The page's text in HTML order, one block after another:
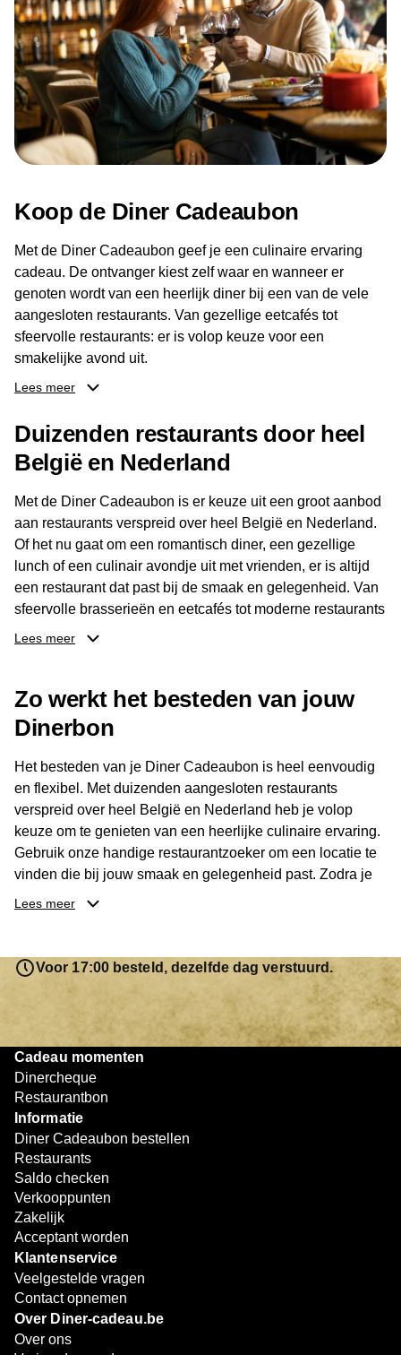
Koop de Diner Cadeaubon
Met de Diner Cadeaubon geef je een culinaire ervaring
cadeau. De ontvanger kiest zelf waar en wanneer er
genoten wordt van een heerlijk diner bij een van de vele
aangesloten restaurants. Van gezellige eetcafés tot
sfeervolle restaurants: er is volop keuze voor een
smakelijke avond uit.
ontvanger eenvoudig een locatie kiezen die past bij de
smaak en gelegenheid. Zo geeft de Diner Cadeaubon niet
alleen een diner, maar ook een gezellig moment om
Lees meer
Duizenden restaurants door heel
België en Nederland
Met de Diner Cadeaubon is er keuze uit een groot aanbod
aan restaurants verspreid over heel België en Nederland.
Of het nu gaat om een romantisch diner, een gezellige
lunch of een culinair avondje uit met vrienden, er is altijd
een restaurant dat past bij de smaak en gelegenheid. Van
sfeervolle brasserieën en eetcafés tot moderne restaurants
en gastronomische locaties: er is voor ieder wat wils.
buurt, bijvoorbeeld in Brussel, Antwerpen, Gent of Brugge.
De ontvanger kiest zelf waar en wanneer er wordt genoten
van deze culinaire ervaring. Zo is de Diner Cadeaubon
niet alleen een diner, maar een bijzondere belevenis.
Lees meer
Zo werkt het besteden van jouw
Dinerbon
Het besteden van je Diner Cadeaubon is heel eenvoudig
en flexibel. Met duizenden aangesloten restaurants
verspreid over heel België en Nederland heb je volop
keuze om te genieten van een heerlijke culinaire ervaring.
Gebruik onze handige restaurantzoeker om een locatie te
vinden die bij jouw smaak en gelegenheid past. Zodra je
je keuze hebt gemaakt, kun je eenvoudig reserveren en na
resterende bedrag blijft gewoon op de bon staan en kan
later worden gebruikt. Zo geniet je keer op keer van
bijzondere eetmomenten.
Lees meer
Voor 17:00 besteld, dezelfde dag verstuurd.
Cadeau momenten
Dinercheque
Restaurantbon
Informatie
Diner Cadeaubon bestellen
Restaurants
Saldo checken
Verkooppunten
Zakelijk
Acceptant worden
Klantenservice
Veelgestelde vragen
Contact opnemen
Over Diner-cadeau.be
Over ons